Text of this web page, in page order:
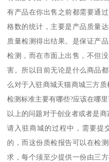
有产品在你出售之前都需要通
格数的统计，主要是产品质量
质量检测得出结果。是保证产
检测，而在市面上出售，不但
害。所以目前无论是什么商品
么对于入驻商城天猫商城三方
检测标准主要有哪些?应该在哪
以上的问题对于创业者或者是
请入驻商城的过程中，需要提
的，而这份质检报告可以在检
求，每个须至少提供一份由三